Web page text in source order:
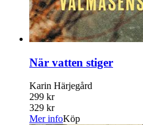
När vatten stiger
Karin Härjegård
299 kr
329 kr
Mer infoKöp